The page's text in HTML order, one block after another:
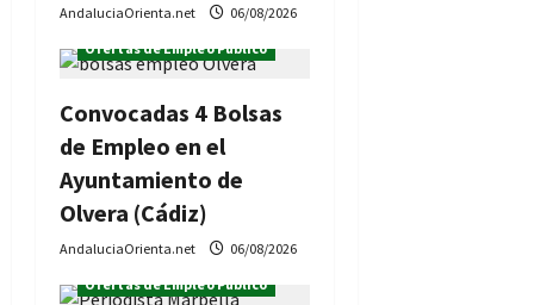
t
r
a
d
a
s
AndaluciaOrienta.net
06/08/2026
Ofertas de Empleo Público
Convocadas 4 Bolsas
de Empleo en el
Ayuntamiento de
Olvera (Cádiz)
AndaluciaOrienta.net
06/08/2026
Ofertas de Empleo Público